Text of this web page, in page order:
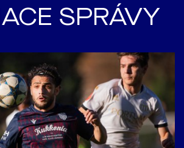
SPRÁVY